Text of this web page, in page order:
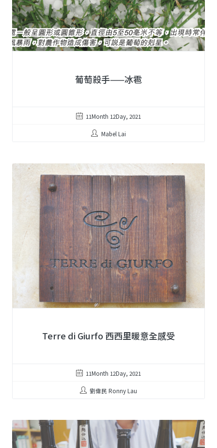
葡萄殺手——冰雹
11Month 12Day, 2021
Mabel Lai
Terre di Giurfo 西西里暖意全感受
11Month 12Day, 2021
劉偉民 Ronny Lau